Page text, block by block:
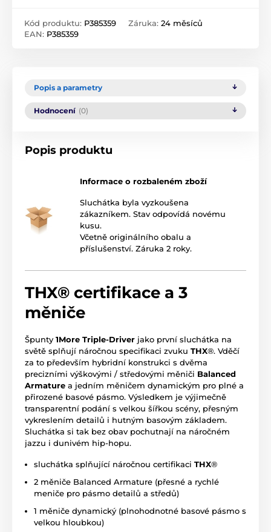
Kód produktu: P385359
EAN: P385359
Záruka: 24 měsíců
Popis a parametry
Hodnocení (0)
Popis produktu
Informace o rozbaleném zboží
Sluchátka byla vyzkoušena
zákazníkem. Stav odpovídá novému
kusu.
Včetně originálního obalu a
příslušenství. Záruka 2 roky.
THX® certifikace a 3
měniče
Špunty 1More Triple-Driver jako první sluchátka na
světě splňují náročnou specifikaci zvuku THX®. Vděčí
za to především hybridní konstrukci s dvěma
precizními výškovými / středovými měniči Balanced
Armature a jedním měničem dynamickým pro plné a
přirozené basové pásmo. Výsledkem je výjimečně
transparentní podání s velkou šířkou scény, přesným
vykreslením detailů i hutným basovým základem.
Sluchátka si tak bez obav pochutnají na náročném
jazzu i dunivém hip-hopu.
sluchátka splňující náročnou certifikaci THX®
2 měniče Balanced Armature (přesné a rychlé
meniče pro pásmo detailů a středů)
1 měniče dynamický (plnohodnotné basové pásmo s
velkou hloubkou)